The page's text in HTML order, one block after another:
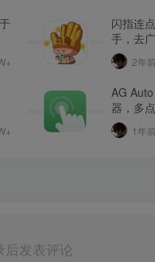
闪指连
手，去
2年前
AG
器，多
1年前
后发表评论